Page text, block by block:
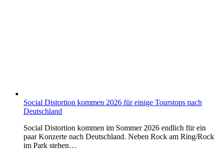
Social Distortion kommen 2026 für einige Tourstops nach
Deutschland
Social Distortion kommen im Sommer 2026 endlich für ein
paar Konzerte nach Deutschland. Neben Rock am Ring/Rock
im Park stehen…